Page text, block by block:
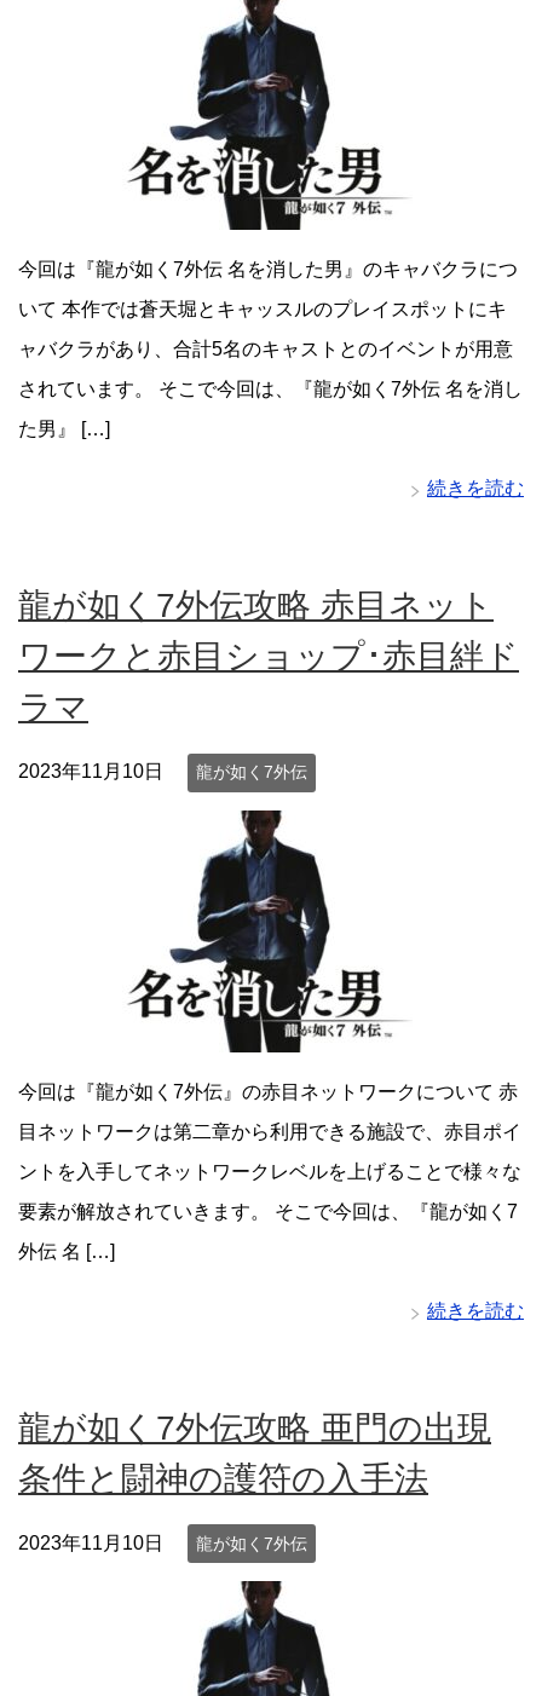
今回は『龍が如く7外伝 名を消した男』のキャバクラにつ
いて 本作では蒼天堀とキャッスルのプレイスポットにキ
ャバクラがあり、合計5名のキャストとのイベントが用意
されています。 そこで今回は、『龍が如く7外伝 名を消し
た男』 […]
続きを読む
龍が如く7外伝攻略 赤目ネット
ワークと赤目ショップ･赤目絆ド
ラマ
2023年11月10日 龍が如く7外伝
今回は『龍が如く7外伝』の赤目ネットワークについて 赤
目ネットワークは第二章から利用できる施設で、赤目ポイ
ントを入手してネットワークレベルを上げることで様々な
要素が解放されていきます。 そこで今回は、『龍が如く7
外伝 名 […]
続きを読む
龍が如く7外伝攻略 亜門の出現
条件と闘神の護符の入手法
2023年11月10日 龍が如く7外伝